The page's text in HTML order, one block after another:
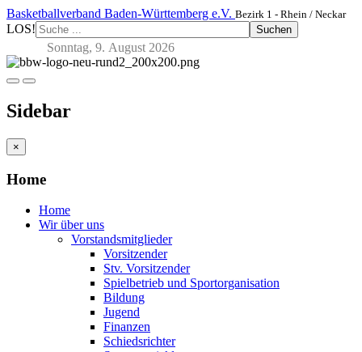
Basketballverband Baden-Württemberg e.V. Bezirk 1 - Rhein / Neckar
LOS! Suchen
Sonntag, 9. August 2026
Sidebar
×
Home
Home
Wir über uns
Vorstandsmitglieder
Vorsitzender
Stv. Vorsitzender
Spielbetrieb und Sportorganisation
Bildung
Jugend
Finanzen
Schiedsrichter